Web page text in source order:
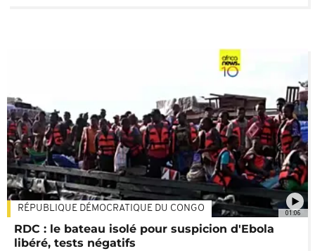
01:06
RÉPUBLIQUE DÉMOCRATIQUE DU CONGO
RDC : le bateau isolé pour suspicion d'Ebola
libéré, tests négatifs